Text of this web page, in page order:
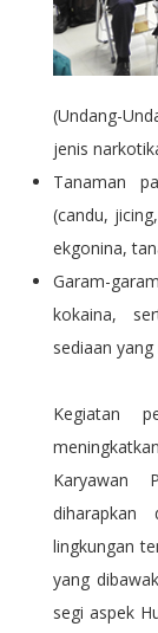
(Undang-
jenis
Tanaman
(candu,
ekgonina,
Garam-
kokaina,
sediaan
Kegiatan
Karyawan
diharapkan
lingkungan
yang
segi aspek